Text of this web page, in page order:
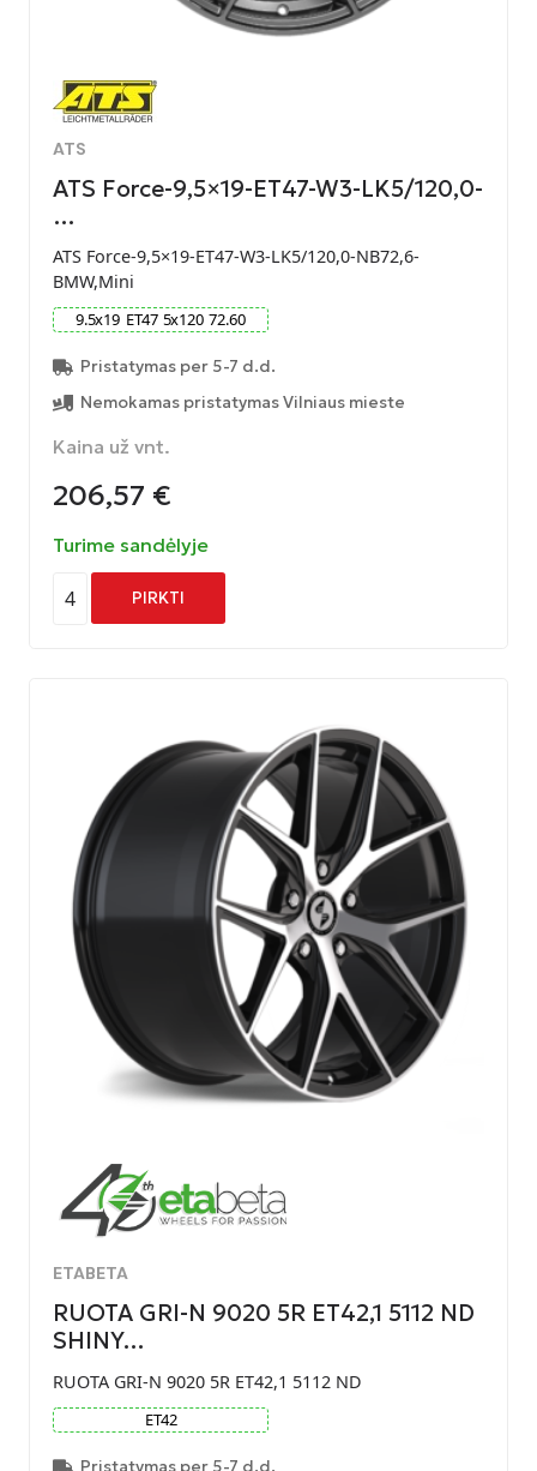
ATS
ATS Force-9,5×19-ET47-W3-LK5/120,0-
…
ATS Force-9,5×19-ET47-W3-LK5/120,0-NB72,6-
BMW,Mini
9.5x19 ET47 5x120 72.60
Pristatymas per 5-7 d.d.
Nemokamas pristatymas Vilniaus mieste
Kaina už vnt.
206,57 €
Turime sandėlyje
4 PIRKTI
ETABETA
RUOTA GRI-N 9020 5R ET42,1 5112 ND
SHINY…
RUOTA GRI-N 9020 5R ET42,1 5112 ND
ET42
Pristatymas per 5-7 d.d.